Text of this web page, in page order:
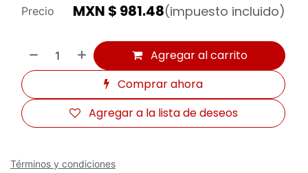
Agregar al carrito
Comprar ahora
Agregar a la lista de deseos
Precio MXN $ 981.48(impuesto incluido)
Términos y condiciones